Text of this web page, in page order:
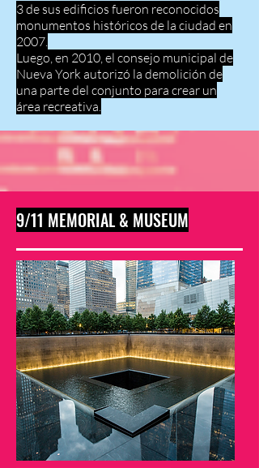
3 de sus edificios fueron reconocidos
monumentos históricos de la ciudad en
2007.
Luego, en 2010, el consejo municipal de
Nueva York autorizó la demolición de
una parte del conjunto para crear un
área recreativa.
9/11 MEMORIAL & MUSEUM